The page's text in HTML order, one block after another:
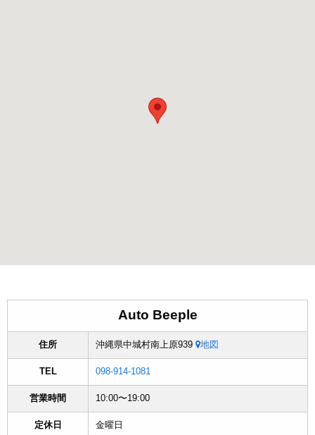
Auto Beeple
住所 沖縄県中城村南上原939 地図
TEL 098-914-1081
営業時間 10:00〜19:00
定休日 金曜日